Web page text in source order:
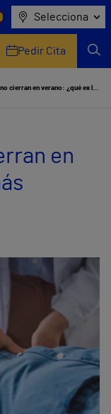
Selecciona
Pedir Cita
Las Urgencias no cierran en verano: ¿qué es lo más habitual?
en